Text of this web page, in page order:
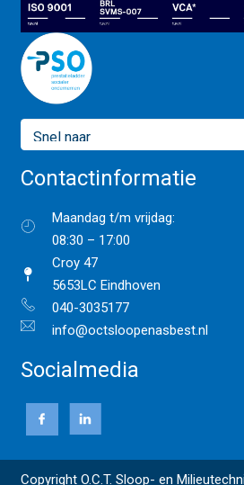
Contactinformatie
Maandag t/m vrijdag:
08:30 – 17:00
Croy 47
5653LC Eindhoven
040-3035177
info@octsloopenasbest.nl
Socialmedia
Copyright O.C.T. Sloop- en